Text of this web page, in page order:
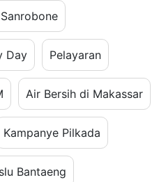
Sanrobone
Day Pelayaran
Air Bersih di Makassar
Kampanye Pilkada
Bantaeng